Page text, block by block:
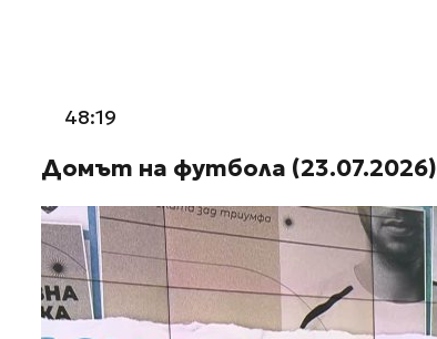
48:19
Домът на футбола (23.07.2026)